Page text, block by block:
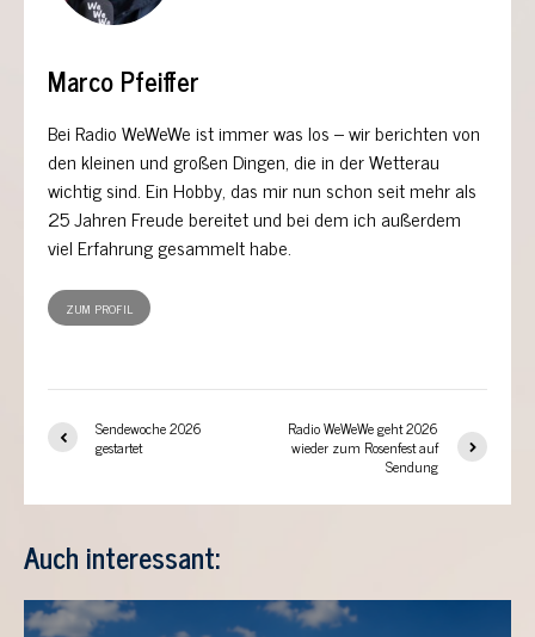
Marco Pfeiffer
Bei Radio WeWeWe ist immer was los – wir berichten von
den kleinen und großen Dingen, die in der Wetterau
wichtig sind. Ein Hobby, das mir nun schon seit mehr als
25 Jahren Freude bereitet und bei dem ich außerdem
viel Erfahrung gesammelt habe.
ZUM PROFIL
Sendewoche 2026
gestartet
Radio WeWeWe geht 2026
wieder zum Rosenfest auf
Sendung
Auch interessant: